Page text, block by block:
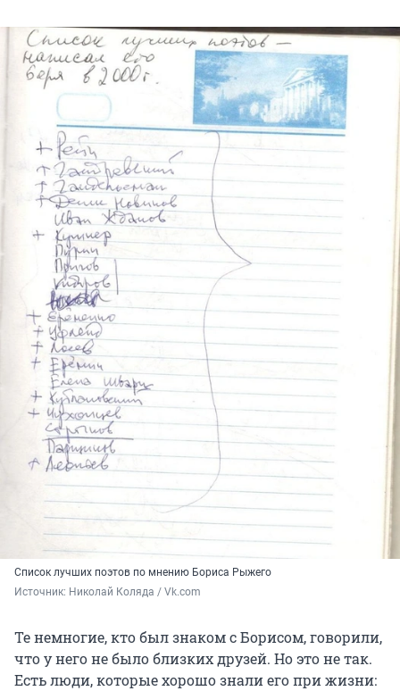
Список лучших поэтов по мнению Бориса Рыжего
Источник: Николай Коляда / Vk.com
Те немногие, кто был знаком с Борисом, говорили,
что у него не было близких друзей. Но это не так.
Есть люди, которые хорошо знали его при жизни: